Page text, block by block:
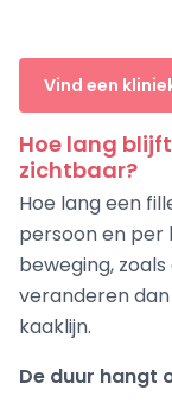
Vind een
Hoe lang
zichtbaar?
Hoe lang een
persoon en per
beweging,
veranderen
kaaklijn.
De duur hangt